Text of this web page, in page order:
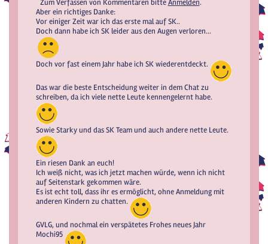
Zum Verfassen von Kommentaren bitteAnmelden.
Aber ein richtiges Danke:
Vor einiger Zeit war ich das erste mal auf SK..
Doch dann habe ich SK leider aus den Augen verloren...
Doch vor fast einem Jahr habe ich SK wiederentdeckt.
Das war die beste Entscheidung weiter in dem Chat zu
schreiben, da ich viele nette Leute kennengelernt habe.
Sowie Starky und das SK Team und auch andere nette Leute.
Ein riesen Dank an euch!
Ich weiß nicht, was ich jetzt machen würde, wenn ich nicht
auf Seitenstark gekommen wäre.
Es ist echt toll, dass ihr es ermöglicht, ohne Anmeldung mit
anderen Kindern zu chatten.
GVLG, und nochmal ein verspätetes Frohes neues Jahr
Mochi95